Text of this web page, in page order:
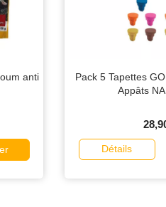
anti
Pack 5 Tapettes
Appâts
Détails